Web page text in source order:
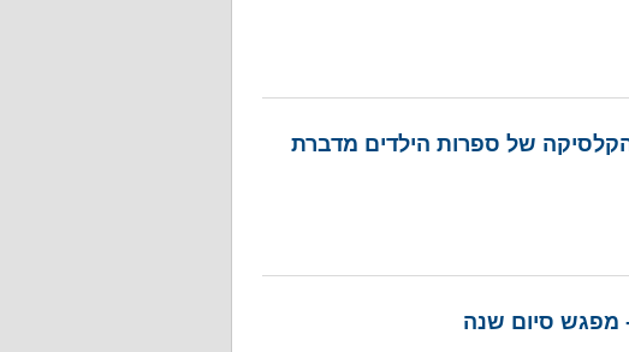
של ספרות הילדים מדברת
- מפגש סיום שנה